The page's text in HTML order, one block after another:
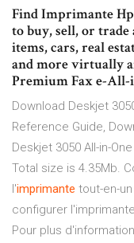
Find Imprimante
to buy, sell, or trade
items, cars, real
and more virtually
Premium Fax e-All-
Download Deskjet
Reference Guide,
Deskjet 3050 All-in-
Total size is 4.35Mb.
l'imprimante tout-en-un
configurer
Pour plus